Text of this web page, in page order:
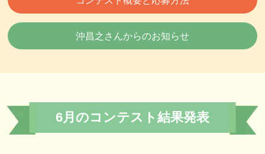
沖昌之さんからのお知らせ
6月のコンテスト結果発表